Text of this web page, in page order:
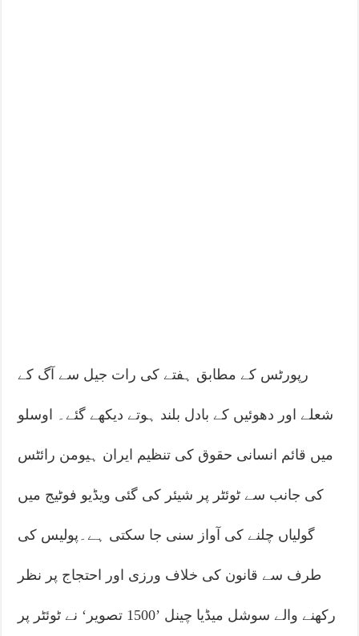
رپورٹس کے مطابق ہفتے کی رات جیل سے آگ کے
شعلے اور دھوئیں کے بادل بلند ہوتے دیکھے گئے۔ اوسلو
میں قائم انسانی حقوق کی تنظیم ایران ہیومن رائٹس
کی جانب سے ٹوئٹر پر شیئر کی گئی ویڈیو فوٹیج میں
گولیاں چلنے کی آواز سنی جا سکتی ہے۔پولیس کی
طرف سے قانون کی خلاف ورزی اور احتجاج پر نظر
رکھنے والے سوشل میڈیا چینل ’1500 تصویر‘ نے ٹوئٹر پر